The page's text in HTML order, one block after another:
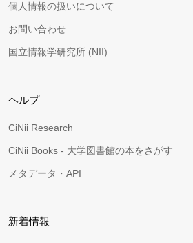
個人情報の扱いについて
お問い合わせ
国立情報学研究所 (NII)
ヘルプ
CiNii Research
CiNii Books - 大学図書館の本をさがす
メタデータ・API
新着情報